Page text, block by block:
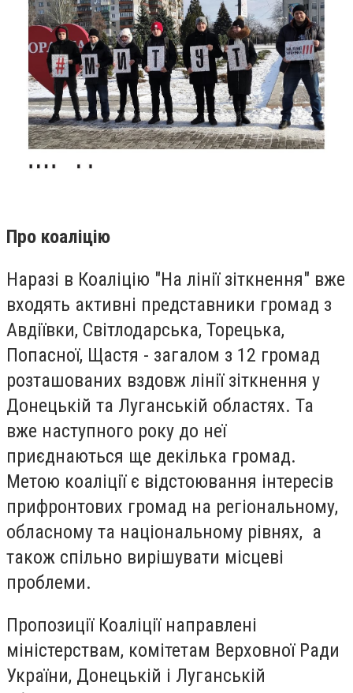
Про коаліцію
Наразі в Коаліцію "На лінії зіткнення" вже
входять активні представники громад з
Авдіївки, Світлодарська, Торецька,
Попасної, Щастя - загалом з 12 громад
розташованих вздовж лінії зіткнення у
Донецькій та Луганській областях. Та
вже наступного року до неї
приєднаються ще декілька громад.
Метою коаліції є відстоювання інтересів
прифронтових громад на регіональному,
обласному та національному рівнях, а
також спільно вирішувати місцеві
проблеми.
Пропозиції Коаліції направлені
міністерствам, комітетам Верховної Ради
України, Донецькій і Луганській